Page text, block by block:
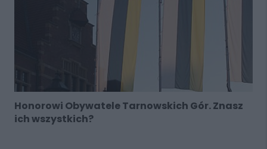
Honorowi Obywatele Tarnowskich Gór. Znasz
ich wszystkich?